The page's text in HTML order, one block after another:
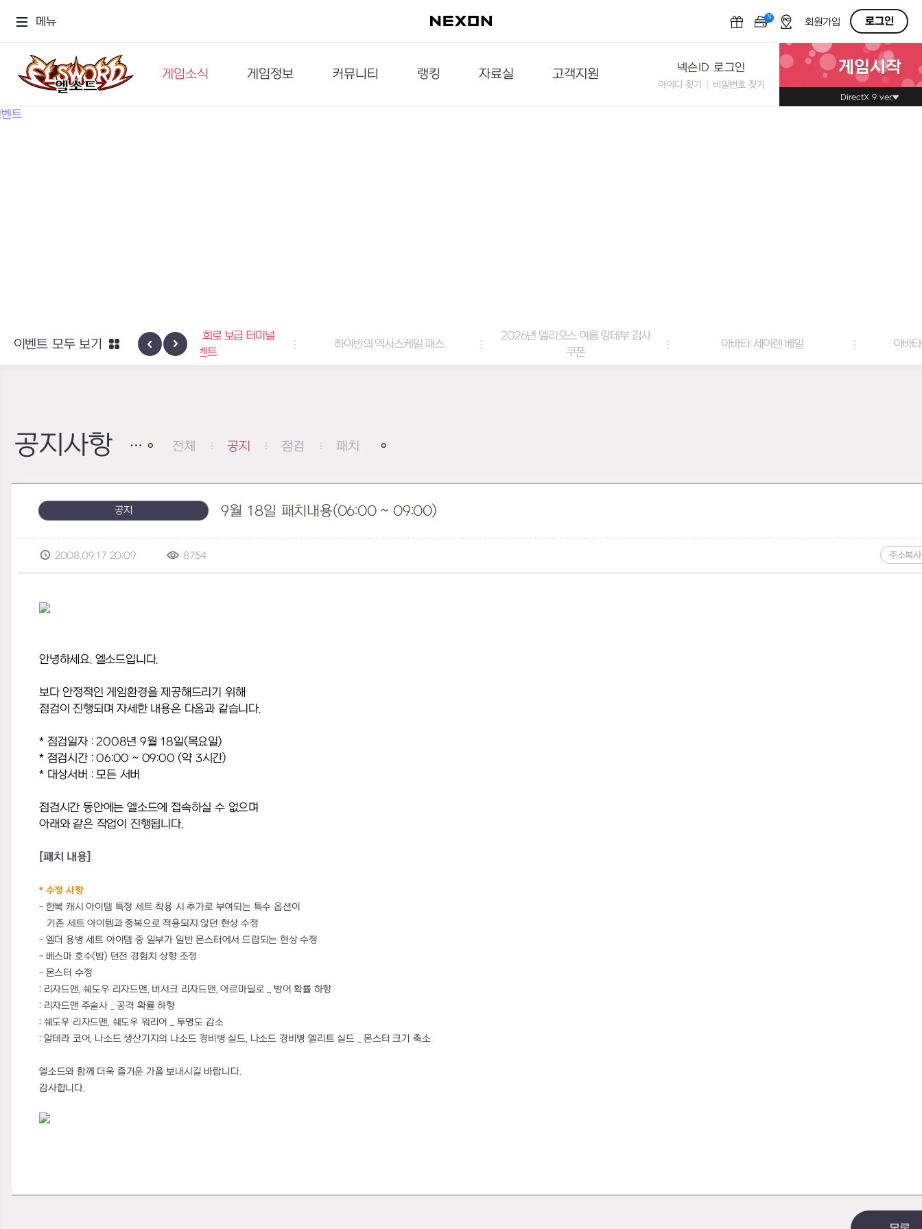
메뉴 N OFF회원가입 로그인
게임소식
공지사항
게임정보
세계관
커뮤니티
이슈게시판
랭킹
던전랭킹
자료실
다운로드
고객지원
문의하기
넥슨ID 로그인
아이디 찾기 비밀번호 찾기
게임시작
DirectX 9 ver.
엑사스케일 증폭 회로 보급 터미널
이벤트
하이반의 엑사스케일 패스
2026년 엘리오스 여름 랑데부 감사
쿠폰
아바타: 세이렌 베일 아바타 & 헤어 컬러 팔레트
이벤트 모두 보기
공지사항 전체 공지 점검 패치
공지 9월 18일 패치내용(06:00 ~ 09:00)
2008.09.17 20:09 8754 주소복사
안녕하세요. 엘소드입니다.
보다 안정적인 게임환경을 제공해드리기 위해
점검이 진행되며 자세한 내용은 다음과 같습니다.
* 점검일자:2008년 9월 18일(목요일)
* 점검시간:06:00 ~ 09:00 (약 3시간)
* 대상서버 :모든 서버
점검시간 동안에는 엘소드에 접속하실 수 없으며
아래와 같은 작업이 진행됩니다.
패치 내용]
* 수정 사항
- 한복 캐시 아이템 특정 세트 착용 시 추가로 부여되는 특수 옵션이
기존 세트 아이템과 중복으로 적용되지 않던 현상 수정
- 엘더 용병 세트 아이템 중 일부가 일반 몬스터에서 드랍되는 현상 수정
- 베스마 호수(밤) 던전 경험치 상향 조정
- 몬스터 수정
: 리자드맨, 쉐도우 리자드맨, 버서크 리자드맨, 아르마딜로 _ 방어 확률 하향
: 리자드맨 주술사 _ 공격 확률 하향
: 쉐도우 리자드맨, 쉐도우 워리어 _ 투명도 감소
: 알테라 코어, 나소드 생산기지의 나소드 경비병 실드, 나소드 경비병 엘리트 실드 _ 몬스터 크기 축소
엘소드와 함께 더욱 즐거운 가을 보내시길 바랍니다.
감사합니다.